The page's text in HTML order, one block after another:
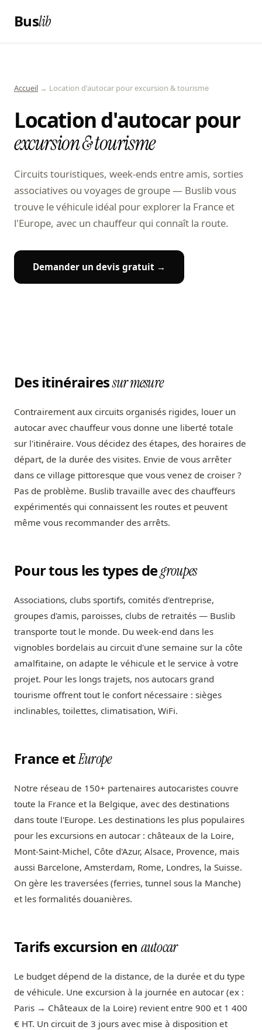
Buslib
Accueil → Location d'autocar pour excursion & tourisme
Location d'autocar pour
excursion & tourisme
Circuits touristiques, week-ends entre amis, sorties
associatives ou voyages de groupe — Buslib vous
trouve le véhicule idéal pour explorer la France et
l'Europe, avec un chauffeur qui connaît la route.
Demander un devis gratuit →
Des itinérairessur mesure
Contrairement aux circuits organisés rigides, louer un
autocar avec chauffeur vous donne une liberté totale
sur l'itinéraire. Vous décidez des étapes, des horaires de
départ, de la durée des visites. Envie de vous arrêter
dans ce village pittoresque que vous venez de croiser ?
Pas de problème. Buslib travaille avec des chauffeurs
expérimentés qui connaissent les routes et peuvent
même vous recommander des arrêts.
Pour tous les types degroupes
Associations, clubs sportifs, comités d'entreprise,
groupes d'amis, paroisses, clubs de retraités — Buslib
transporte tout le monde. Du week-end dans les
vignobles bordelais au circuit d'une semaine sur la côte
amalfitaine, on adapte le véhicule et le service à votre
projet. Pour les longs trajets, nos autocars grand
tourisme offrent tout le confort nécessaire : sièges
inclinables, toilettes, climatisation, WiFi.
France etEurope
Notre réseau de 150+ partenaires autocaristes couvre
toute la France et la Belgique, avec des destinations
dans toute l'Europe. Les destinations les plus populaires
pour les excursions en autocar : châteaux de la Loire,
Mont-Saint-Michel, Côte d'Azur, Alsace, Provence, mais
aussi Barcelone, Amsterdam, Rome, Londres, la Suisse.
On gère les traversées (ferries, tunnel sous la Manche)
et les formalités douanières.
Tarifs excursion en autocar
Le budget dépend de la distance, de la durée et du type
de véhicule. Une excursion à la journée en autocar (ex :
Paris → Châteaux de la Loire) revient entre 900 et 1 400
€ HT. Un circuit de 3 jours avec mise à disposition et